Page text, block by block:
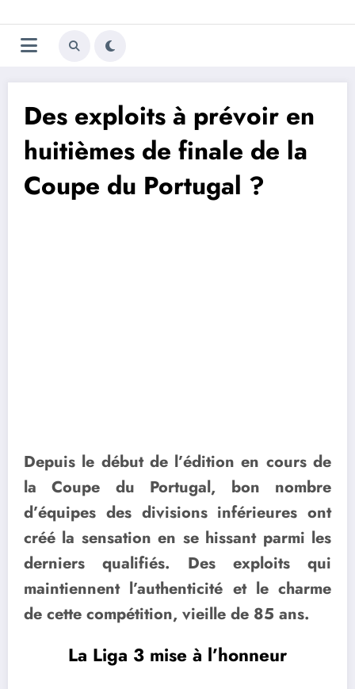
au
contenu
Trivela
L'actualité du football
Des exploits à prévoir en
huitièmes de finale de la
Coupe du Portugal ?
Depuis le début de l’édition en cours de
la Coupe du Portugal, bon nombre
d’équipes des divisions inférieures ont
créé la sensation en se hissant parmi les
derniers qualifiés. Des exploits qui
maintiennent l’authenticité et le charme
de cette compétition, vieille de 85 ans.
La Liga 3 mise à l’honneur